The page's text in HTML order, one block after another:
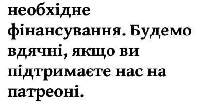
необхідне
фінансування. Будемо
вдячні, якщо ви
підтримаєте нас на
патреоні.